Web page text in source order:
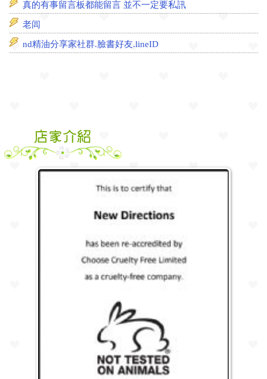
真的有事留言板都能留言 並不一定要私訊
老闾
nd精油分享家社群.臉書好友.lineID